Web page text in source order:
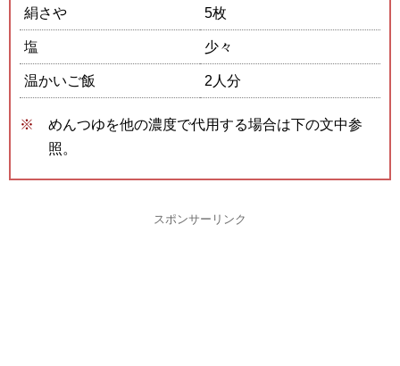
絹さや 5枚
塩 少々
温かいご飯 2人分
めんつゆを他の濃度で代用する場合は下の文中参
照。
スポンサーリンク